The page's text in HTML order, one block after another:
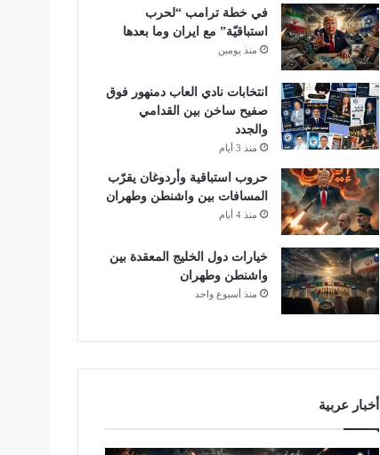
في خطة ترامب “لحرب
استباقيّة” مع ايران وما بعدها
منذ يومين
انتخابات نادي العاب دمنهور فوق
صفيح ساخن بين القدامي
والجدد
منذ 3 أيام
حروب استباقية وأردوغان يقرّب
المسافات بين واشنطن وطهران
منذ 4 أيام
خيارات دول الخليج المعقدة بين
واشنطن وطهران
منذ أسبوع واحد
أخبار عربية